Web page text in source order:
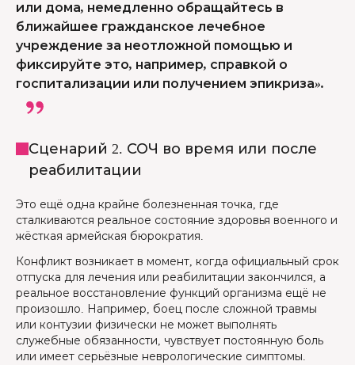
или дома, немедленно обращайтесь в
ближайшее гражданское лечебное
учреждение за неотложной помощью и
фиксируйте это, например, справкой о
госпитализации или получением эпикриза».
Сценарий 2. СОЧ во время или после
реабилитации
Это ещё одна крайне болезненная точка, где
сталкиваются реальное состояние здоровья военного и
жёсткая армейская бюрократия.
Конфликт возникает в момент, когда официальный срок
отпуска для лечения или реабилитации закончился, а
реальное восстановление функций организма ещё не
произошло. Например, боец после сложной травмы
или контузии физически не может выполнять
служебные обязанности, чувствует постоянную боль
или имеет серьёзные неврологические симптомы.